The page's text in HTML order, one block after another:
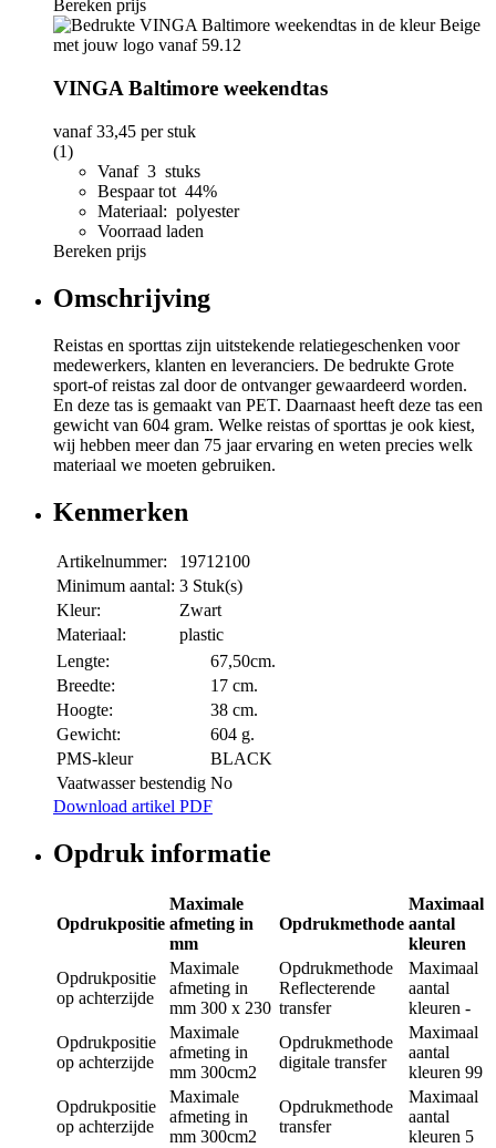
Bereken prijs
VINGA Baltimore weekendtas
vanaf33,45 per stuk
(1)
Vanaf 3 stuks
Bespaar tot 44%
Materiaal: polyester
Voorraad laden
Bereken prijs
Omschrijving
Reistas en sporttas zijn uitstekende relatiegeschenken voor
medewerkers, klanten en leveranciers. De bedrukte Grote
sport-of reistas zal door de ontvanger gewaardeerd worden.
En deze tas is gemaakt van PET. Daarnaast heeft deze tas een
gewicht van 604 gram. Welke reistas of sporttas je ook kiest,
wij hebben meer dan 75 jaar ervaring en weten precies welk
materiaal we moeten gebruiken.
Kenmerken
Artikelnummer:
19712100
Minimum aantal: 3 Stuk(s)
Kleur:
Zwart
Materiaal:
plastic
Lengte:
67,50cm.
Breedte:
17 cm.
Hoogte:
38 cm.
Gewicht:
604 g.
PMS-kleur
BLACK
Vaatwasser bestendig No
Download artikel PDF
Opdruk informatie
Opdrukpositie
Maximale
afmeting in
mm
Opdrukmethode
Maximaal
aantal
kleuren
Opdrukpositie
op achterzijde
Maximale
afmeting in
mm 300 x 230
Opdrukmethode
Reflecterende
transfer
Maximaal
aantal
kleuren -
Opdrukpositie
op achterzijde
Maximale
afmeting in
mm 300cm2
Opdrukmethode
digitale transfer
Maximaal
aantal
kleuren 99
Opdrukpositie
op achterzijde
Maximale
afmeting in
mm 300cm2
Opdrukmethode
transfer
Maximaal
aantal
kleuren 5